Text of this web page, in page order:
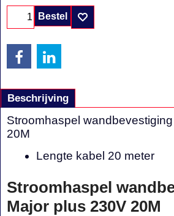
Bestel
Beschrijving
Stroomhaspel
20M
Lengte kabel 20 meter
Stroomhaspel
Major plus 230V 20M